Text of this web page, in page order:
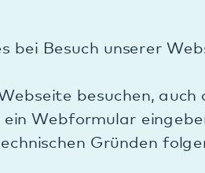
Provider haben wir einen
Daten bei Besuch unserer